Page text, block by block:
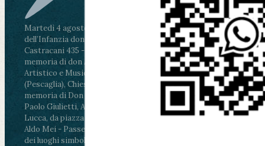
Martedì 4 agosto2026
ore 11:30 - Lucca, Scuola
dell’Infanzia don Aldo Mei - Viale Castruccio
Castracani 435 - Inaugurazione murales in
memoria di don Aldo Mei curato dal Liceo
Artistico e Musicale “Passaglia”
ore 18 - Fiano
(Pescaglia), Chiesa parrocchiale - Messa in
memoria di Don Aldo Mei celebrata da mons.
Paolo Giulietti, Arcivescovo di Lucca
ore 20.30 -
Lucca, da piazza San Michele al Cippo di don
Aldo Mei - Passeggiata della Memoria in alcuni
dei luoghi simbolo della città. Ritrovo alle ore